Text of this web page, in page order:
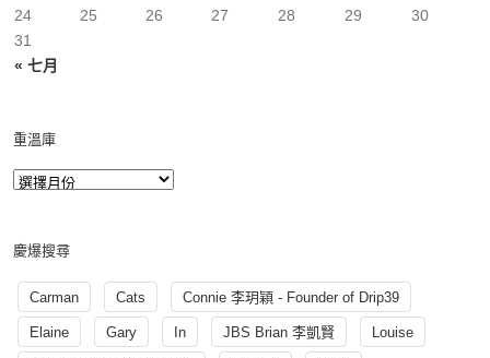
« 七月
24
25 26 27 28 29
30
31
重溫庫
慶爆搜尋
Carman Cats Connie 李玥穎 - Founder of Drip39
Elaine Gary In JBS Brian 李凱賢 Louise